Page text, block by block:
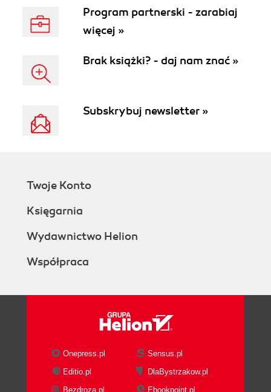
Program partnerski - zarabiaj
więcej »
Brak książki? - daj nam znać »
Subskrybuj newsletter »
Twoje Konto
Księgarnia
Wydawnictwo Helion
Współpraca
Onepress.pl
Sensus.pl
Editio.pl
DlaBystrzakow.pl
Bezdroza.pl
Ebookpoint.pl